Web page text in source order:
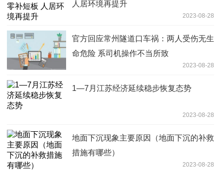
人居环境再提升
2023-08-28
官方回应常州隧道口车祸：两人受伤无生
命危险 系司机操作不当所致
2023-08-28
1—7月江苏经济延续稳步恢复态势
2023-08-28
地面下沉现象主要原因（地面下沉的补救
措施有哪些）
2023-08-28